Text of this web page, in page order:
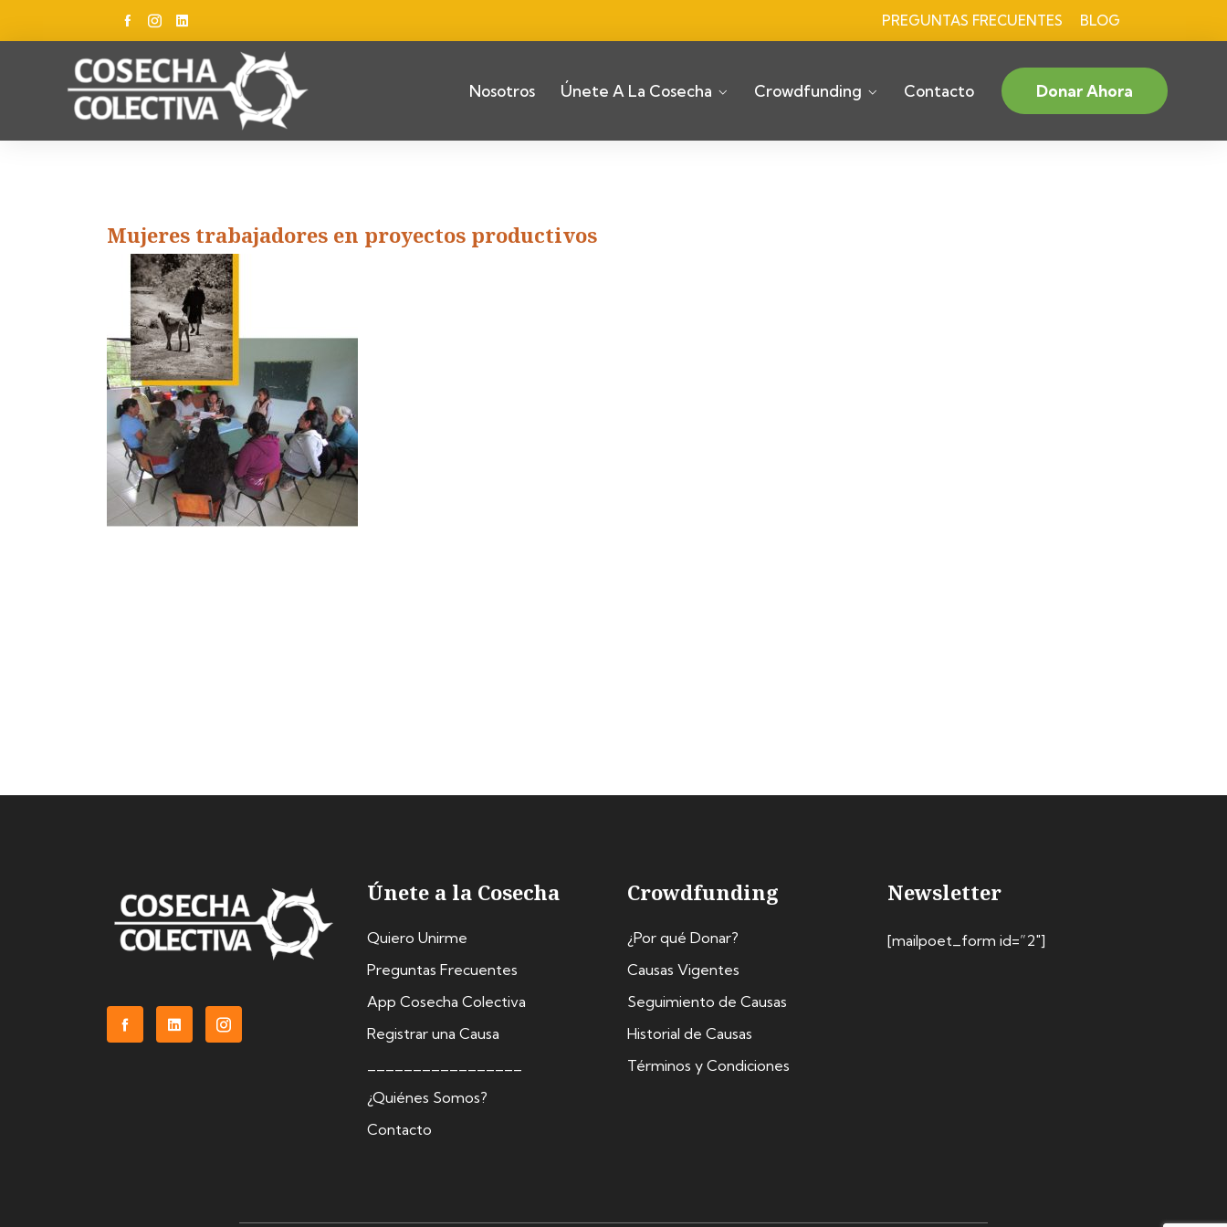
PREGUNTAS FRECUENTES BLOG
Nosotros Únete A La Cosecha Crowdfunding Contacto Donar Ahora
Mujeres trabajadores en proyectos productivos
Únete a la Cosecha
Quiero Unirme
Preguntas Frecuentes
App Cosecha Colectiva
Registrar una Causa
_________________
¿Quiénes Somos?
Contacto
Crowdfunding
¿Por qué Donar?
Causas Vigentes
Seguimiento de Causas
Historial de Causas
Términos y Condiciones
Newsletter
[mailpoet_form id=”2″]